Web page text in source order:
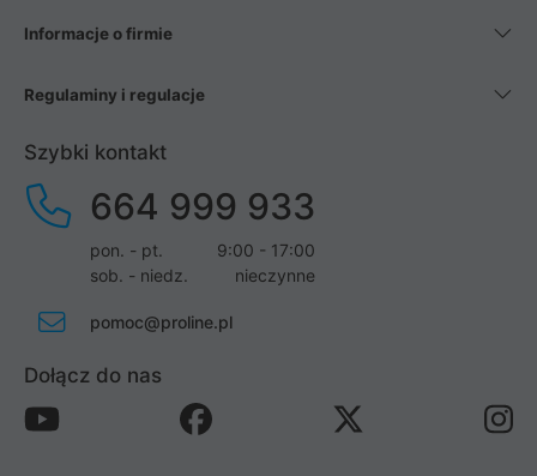
Informacje o firmie
Regulaminy i regulacje
Szybki kontakt
664 999 933
pon. - pt.
9:00 - 17:00
sob. - niedz.
nieczynne
pomoc@proline.pl
Dołącz do nas